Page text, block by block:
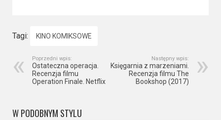
Tagi: KINO KOMIKSOWE
Poprzedni wpis:
Ostateczna operacja.
Recenzja filmu
Operation Finale. Netflix
Następny wpis:
Księgarnia z marzeniami.
Recenzja filmu The
Bookshop (2017)
W PODOBNYM STYLU